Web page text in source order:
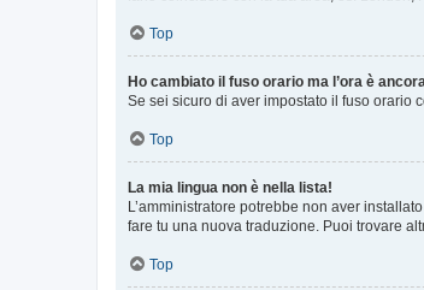
Top
Ho cambiato il fuso orario ma l’ora è
Se sei sicuro di aver impostato il fuso orario
Top
La mia lingua non è nella lista!
L’amministratore potrebbe non aver
fare tu una nuova traduzione. Puoi trovare
Top